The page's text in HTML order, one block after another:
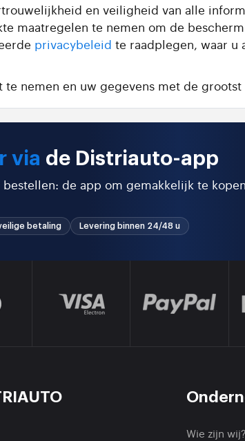
en veiligheid van alle
maatregelen te nemen om de
privacybeleid te raadplegen, waar u
te nemen en uw gegevens met de
via de Distriauto-app
de app om gemakkelijk te
betaling Levering binnen 24/48 u
Wie zijn wij?